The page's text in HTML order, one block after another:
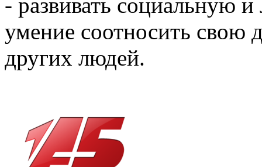
умение соотносить свою
других людей.